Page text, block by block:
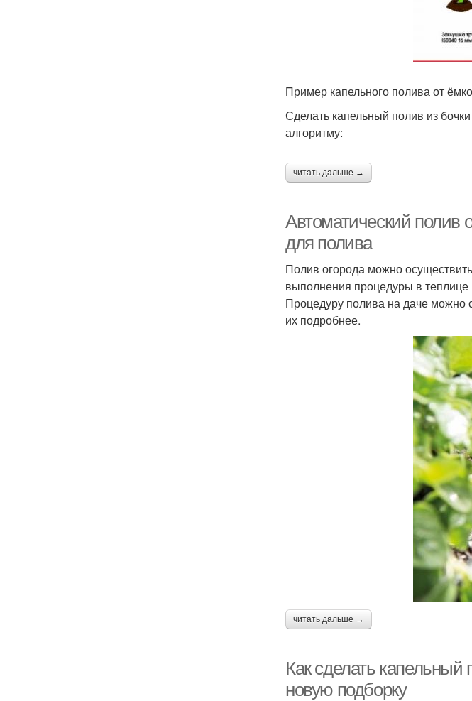
Пример капельного полива от
Сделать капельный полив из
алгоритму:
читать дальше →
Автоматический полив
для полива
Полив огорода можно
выполнения процедуры в теплице
Процедуру полива на даче можно
их подробнее.
читать дальше →
Как сделать
новую подборку